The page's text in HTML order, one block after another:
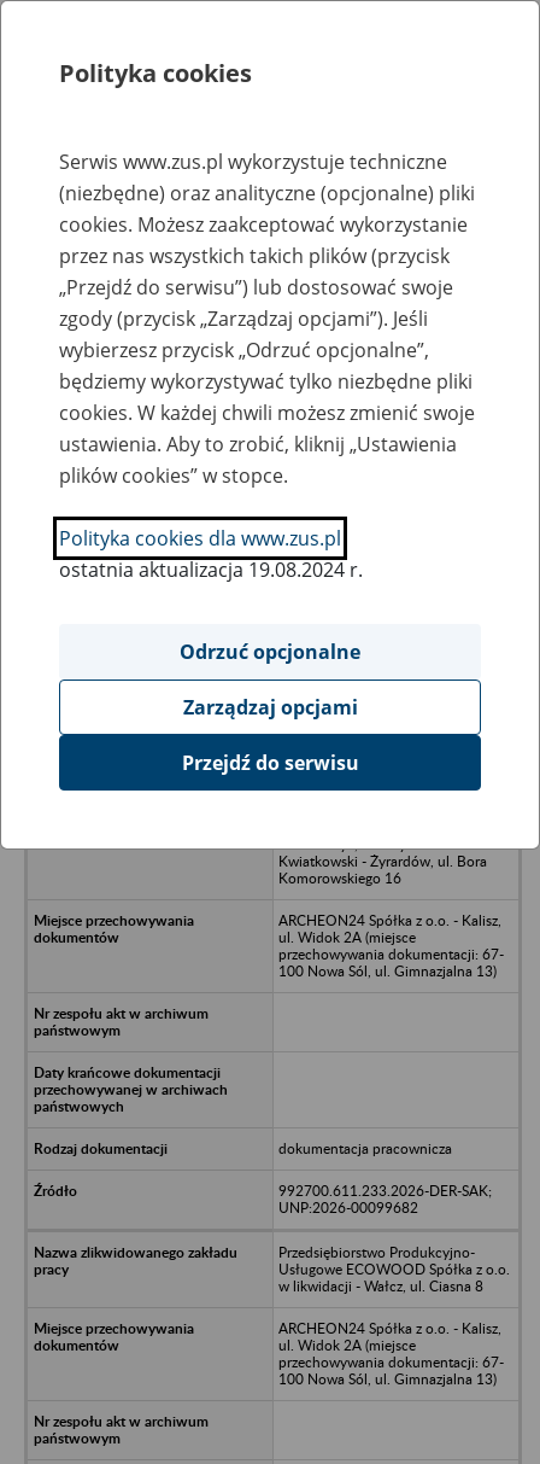
Rejestry, ewidencje i archiwa
Baza zlikwidowanych lub
przekształconych zakładów pracy
Nazwa zakładu pracy:
SZUKAJ
Ukryj wszystkie pozycje bazy
Przedsiębiorstwo Produkcyjno-
Kwiatkowski - Żyrardów, ul. Bora
Komorowskiego 16
ARCHEON24 Spółka z o.o. - Kalisz,
ul. Widok 2A (miejsce
przechowywania dokumentacji: 67-
100 Nowa Sól, ul. Gimnazjalna 13)
dokumentacja pracownicza
992700.611.233.2026-DER-SAK;
UNP:2026-00099682
Przedsiębiorstwo Produkcyjno-
Usługowe ECOWOOD Spółka z o.o.
w likwidacji - Wałcz, ul. Ciasna 8
ARCHEON24 Spółka z o.o. - Kalisz,
ul. Widok 2A (miejsce
przechowywania dokumentacji: 67-
100 Nowa Sól, ul. Gimnazjalna 13)
Polityka cookies
Serwis www.zus.pl wykorzystuje techniczne
(niezbędne) oraz analityczne (opcjonalne) pliki
cookies. Możesz zaakceptować wykorzystanie
przez nas wszystkich takich plików (przycisk
„Przejdź do serwisu”) lub dostosować swoje
zgody (przycisk „Zarządzaj opcjami”). Jeśli
wybierzesz przycisk „Odrzuć opcjonalne”,
będziemy wykorzystywać tylko niezbędne pliki
cookies. W każdej chwili możesz zmienić swoje
ustawienia. Aby to zrobić, kliknij „Ustawienia
plików cookies” w stopce.
Polityka cookies dla www.zus.pl
ostatnia aktualizacja 19.08.2024 r.
Odrzuć opcjonalne
Zarządzaj opcjami
Przejdź do serwisu